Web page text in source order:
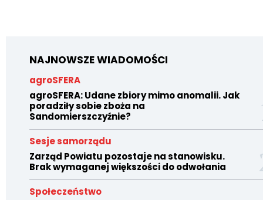
NAJNOWSZE WIADOMOŚCI
agroSFERA
agroSFERA: Udane zbiory mimo anomalii. Jak
poradziły sobie zboża na
Sandomierszczyźnie?
Sesje samorządu
Zarząd Powiatu pozostaje na stanowisku.
Brak wymaganej większości do odwołania
Społeczeństwo